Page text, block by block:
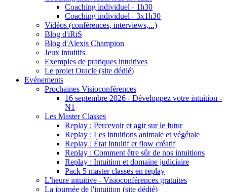
Coaching individuel - 1h30
Coaching individuel - 3x1h30
Vidéos (conférences, interviews,...)
Blog d'iRiS
Blog d'Alexis Champion
Jeux intuitifs
Exemples de pratiques intuitives
Le projet Oracle (site dédié)
Evénements
Prochaines Visioconférences
16 septembre 2026 - Développez votre intuition -
N1
Les Master Classes
Replay : Percevoir et agir sur le futur
Replay : Les intuitions animale et végétale
Replay : État intuitif et flow créatif
Replay : Comment être sûr de nos intuitions
Replay : Intuition et domaine judiciaire
Pack 5 master classes en replay
L'heure intuitive - Visioconférences gratuites
La journée de l'intuition (site dédié)